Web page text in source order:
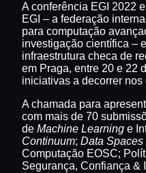
A conferência EGI 2022
EGI – a federação
para computação
investigação científica –
infraestrutura checa de
em Praga, entre 20 e 22
iniciativas a decorrer nos
A chamada para
com mais de 70
de Machine Learning e
Continuum; Data
Computação EOSC;
Segurança, Confiança &